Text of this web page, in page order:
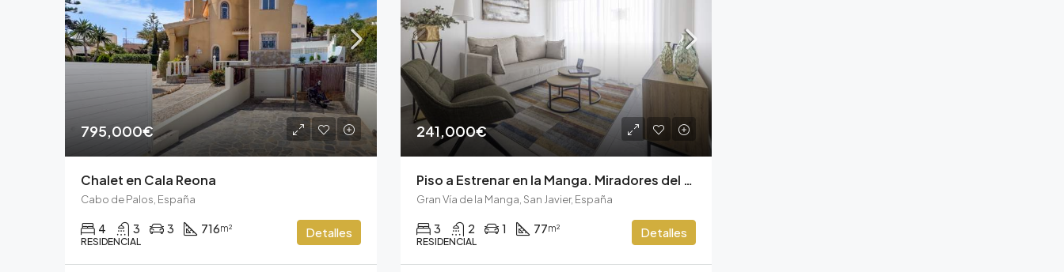
795,000€
Chalet en Cala Reona
Cabo de Palos, España
4 3 3 716m²
RESIDENCIAL
Detalles
241,000€
Piso a Estrenar en la Manga. Miradores del Puerto
Gran Vía de la Manga, San Javier, España
3 2 1 77m²
RESIDENCIAL
Detalles